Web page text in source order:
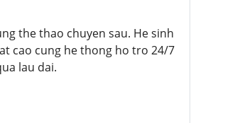
the thao chuyen sau. He sinh
cao cung he thong ho tro 24/7
lau dai.